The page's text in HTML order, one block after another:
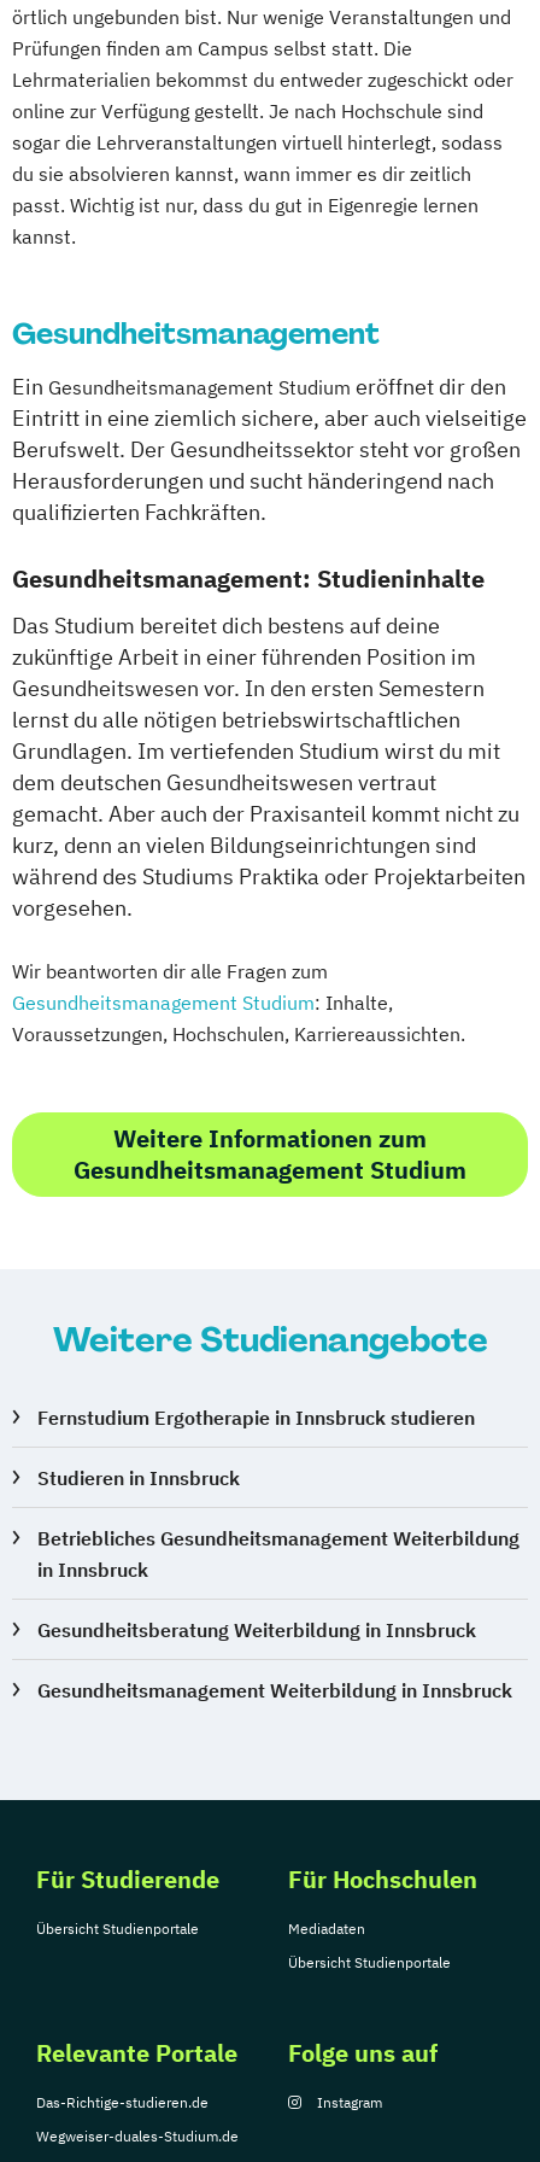
Projektmanagement im
Gessundheitswesen
Prävention & Gesundheitsförderung
Prävention
Sporttherapie und
Gesundheitsmanagement
örtlich ungebunden bist. Nur wenige Veranstaltungen und
Prüfungen finden am Campus selbst statt. Die
Lehrmaterialien bekommst du entweder zugeschickt oder
online zur Verfügung gestellt. Je nach Hochschule sind
sogar die Lehrveranstaltungen virtuell hinterlegt, sodass
du sie absolvieren kannst, wann immer es dir zeitlich
passt. Wichtig ist nur, dass du gut in Eigenregie lernen
kannst.
Gesundheitsmanagement
Ein Gesundheitsmanagement Studium eröffnet dir den
Eintritt in eine ziemlich sichere, aber auch vielseitige
Berufswelt. Der Gesundheitssektor steht vor großen
Herausforderungen und sucht händeringend nach
qualifizierten Fachkräften.
Gesundheitsmanagement: Studieninhalte
Das Studium bereitet dich bestens auf deine
zukünftige Arbeit in einer führenden Position im
Gesundheitswesen vor. In den ersten Semestern
lernst du alle nötigen betriebswirtschaftlichen
Grundlagen. Im vertiefenden Studium wirst du mit
dem deutschen Gesundheitswesen vertraut
gemacht. Aber auch der Praxisanteil kommt nicht zu
kurz, denn an vielen Bildungseinrichtungen sind
während des Studiums Praktika oder Projektarbeiten
vorgesehen.
Wir beantworten dir alle Fragen zum
Gesundheitsmanagement Studium: Inhalte,
Voraussetzungen, Hochschulen, Karriereaussichten.
Weitere Informationen zum
Gesundheitsmanagement Studium
Weitere Studienangebote
Fernstudium Ergotherapie in Innsbruck studieren
Studieren in Innsbruck
Betriebliches Gesundheitsmanagement Weiterbildung
in Innsbruck
Gesundheitsberatung Weiterbildung in Innsbruck
Gesundheitsmanagement Weiterbildung in Innsbruck
Für Studierende
Übersicht Studienportale
Für Hochschulen
Mediadaten
Übersicht Studienportale
Relevante Portale
Das-Richtige-studieren.de
Wegweiser-duales-Studium.de
Folge uns auf
Instagram